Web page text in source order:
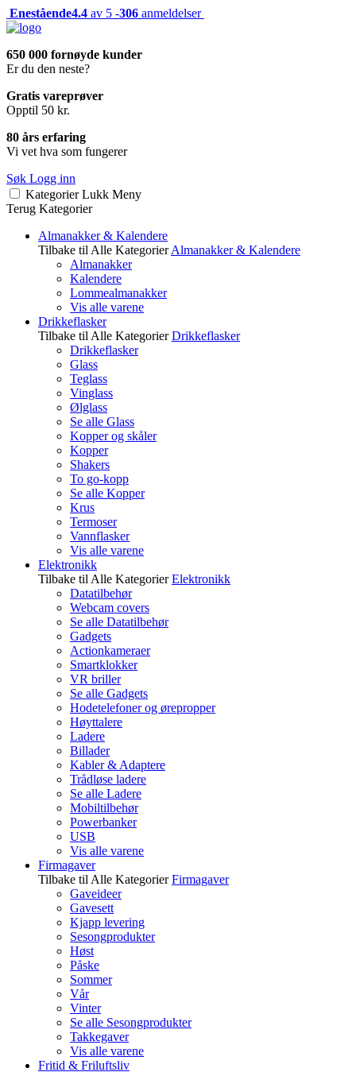
Enestående4.4 av 5 -306 anmeldelser
650 000 fornøyde kunder
Er du den neste?
Gratis vareprøver
Opptil 50 kr.
80 års erfaring
Vi vet hva som fungerer
Søk Logg inn
Kategorier Lukk Meny
Terug Kategorier
Almanakker & Kalendere
Tilbake til Alle Kategorier Almanakker & Kalendere
Almanakker
Kalendere
Lommealmanakker
Vis alle varene
Drikkeflasker
Tilbake til Alle Kategorier Drikkeflasker
Drikkeflasker
Glass
Teglass
Vinglass
Ølglass
Se alle Glass
Kopper og skåler
Kopper
Shakers
To go-kopp
Se alle Kopper
Krus
Termoser
Vannflasker
Vis alle varene
Elektronikk
Tilbake til Alle Kategorier Elektronikk
Datatilbehør
Webcam covers
Se alle Datatilbehør
Gadgets
Actionkameraer
Smartklokker
VR briller
Se alle Gadgets
Hodetelefoner og ørepropper
Høyttalere
Ladere
Billader
Kabler & Adaptere
Trådløse ladere
Se alle Ladere
Mobiltilbehør
Powerbanker
USB
Vis alle varene
Firmagaver
Tilbake til Alle Kategorier Firmagaver
Gaveideer
Gavesett
Kjapp levering
Sesongprodukter
Høst
Påske
Sommer
Vår
Vinter
Se alle Sesongprodukter
Takkegaver
Vis alle varene
Fritid & Friluftsliv